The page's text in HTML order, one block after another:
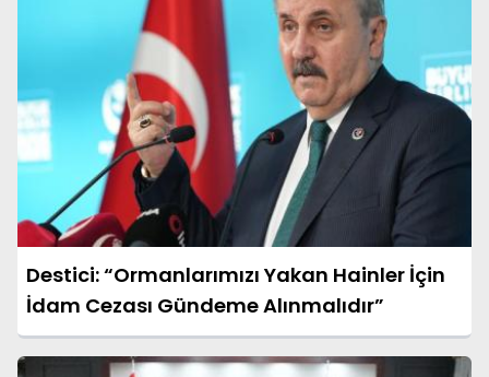
Destici: “Ormanlarımızı Yakan Hainler İçin
İdam Cezası Gündeme Alınmalıdır”